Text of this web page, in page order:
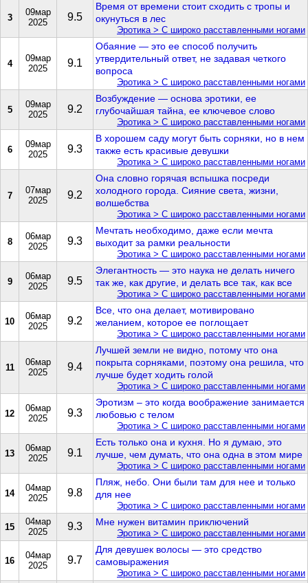
3
09мар
2025
9.5
Время от времени стоит сходить с тропы и
окунуться в лес
Эротика > С широко расставленными ногами
4
09мар
2025
9.1
Обаяние — это ее способ получить
утвердительный ответ, не задавая четкого
вопроса
Эротика > С широко расставленными ногами
5
09мар
2025
9.2
Возбуждение — основа эротики, ее
глубочайшая тайна, ее ключевое слово
Эротика > С широко расставленными ногами
6
09мар
2025
9.3
В хорошем саду могут быть сорняки, но в нем
также есть красивые девушки
Эротика > С широко расставленными ногами
7
07мар
2025
9.2
Она словно горячая вспышка посреди
холодного города. Сияние света, жизни,
волшебства
Эротика > С широко расставленными ногами
8
06мар
2025
9.3
Мечтать необходимо, даже если мечта
выходит за рамки реальности
Эротика > С широко расставленными ногами
9
06мар
2025
9.5
Элегантность — это наука не делать ничего
так же, как другие, и делать все так, как все
Эротика > С широко расставленными ногами
10
06мар
2025
9.2
Все, что она делает, мотивировано
желанием, которое ее поглощает
Эротика > С широко расставленными ногами
11
06мар
2025
9.4
Лучшей земли не видно, потому что она
покрыта сорняками, поэтому она решила, что
лучше будет ходить голой
Эротика > С широко расставленными ногами
12
06мар
2025
9.3
Эротизм – это когда воображение занимается
любовью с телом
Эротика > С широко расставленными ногами
13
06мар
2025
9.1
Есть только она и кухня. Но я думаю, это
лучше, чем думать, что она одна в этом мире
Эротика > С широко расставленными ногами
14
04мар
2025
9.8
Пляж, небо. Они были там для нее и только
для нее
Эротика > С широко расставленными ногами
15
04мар
2025
9.3 Мне нужен витамин приключений
Эротика > С широко расставленными ногами
16
04мар
2025
9.7
Для девушек волосы — это средство
самовыражения
Эротика > С широко расставленными ногами